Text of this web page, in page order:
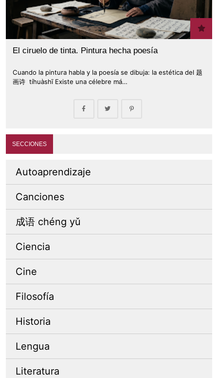
El ciruelo de tinta. Pintura hecha poesía
Cuando la pintura habla y la poesía se dibuja: la estética del 题
画诗 tíhuàshī Existe una célebre má…
SECCIONES
Autoaprendizaje
Canciones
成语 chéng yǔ
Ciencia
Cine
Filosofía
Historia
Lengua
Literatura